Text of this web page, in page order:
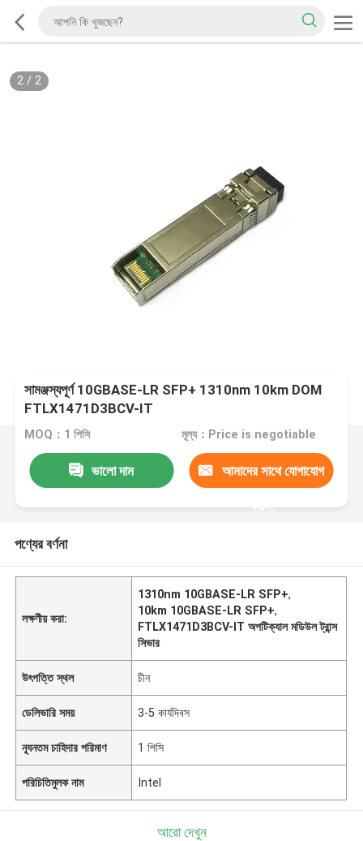
2/ 2
সামঞ্জস্যপূর্ণ 10GBASE-LR SFP+ 1310nm 10km DOM
FTLX1471D3BCV-IT
MOQ：1 পিসি মূল্য：Price is negotiable
ভালো দাম আমাদের সাথে যোগাযোগ
করুন
পণ্যের বর্ণনা
লক্ষণীয় করা:
1310nm 10GBASE-LR SFP+,
10km 10GBASE-LR SFP+,
FTLX1471D3BCV-IT অপটিক্যাল মডিউল ট্রান্স
সিভার
উৎপত্তি স্থল চীন
ডেলিভারি সময় 3-5 কার্যদিবস
ন্যূনতম চাহিদার পরিমাণ 1 পিসি
পরিচিতিমুলক নাম Intel
আরো দেখুন